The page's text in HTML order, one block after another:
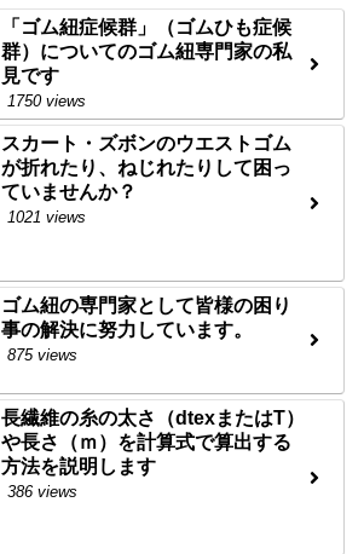
「ゴム紐症候群」（ゴムひも症候
群）についてのゴム紐専門家の私
見です
1750 views
スカート・ズボンのウエストゴム
が折れたり、ねじれたりして困っ
ていませんか？
1021 views
ゴム紐の専門家として皆様の困り
事の解決に努力しています。
875 views
長繊維の糸の太さ（dtexまたはT）
や長さ（ｍ）を計算式で算出する
方法を説明します
386 views